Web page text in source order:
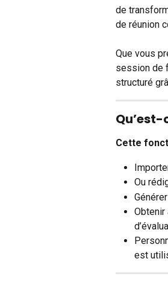
de
de réunion
Que vous
session de
structuré
Cette
Ou
Obtenir
est